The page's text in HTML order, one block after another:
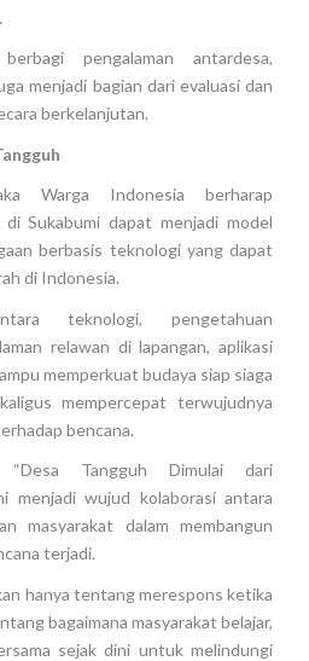
pengalaman antardesa,
menjadi bagian dari evaluasi dan
berkelanjutan.
Warga Indonesia berharap
Sukabumi dapat menjadi model
berbasis teknologi yang dapat
di Indonesia.
teknologi, pengetahuan
relawan di lapangan, aplikasi
memperkuat budaya siap siaga
mempercepat terwujudnya
bencana.
“Desa Tangguh Dimulai dari
menjadi wujud kolaborasi antara
masyarakat dalam membangun
terjadi.
hanya tentang merespons ketika
bagaimana masyarakat belajar,
sejak dini untuk melindungi